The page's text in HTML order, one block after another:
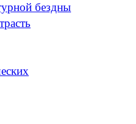
бездны